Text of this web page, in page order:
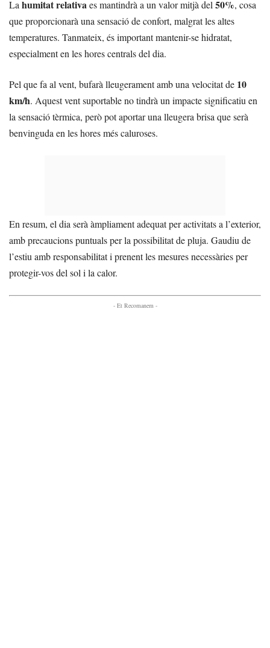
Lahumitat relativaes mantindrà a un valor mitjà del50%, cosa
que proporcionarà una sensació de confort, malgrat les altes
temperatures. Tanmateix, és important mantenir-se hidratat,
especialment en les hores centrals del dia.
Pel que fa al vent, bufarà lleugerament amb una velocitat de 10
km/h. Aquest vent suportable no tindrà un impacte significatiu en
la sensació tèrmica, però pot aportar una lleugera brisa que serà
benvinguda en les hores més caluroses.
En resum, el dia serà àmpliament adequat per activitats a l’exterior,
amb precaucions puntuals per la possibilitat de pluja. Gaudiu de
l’estiu amb responsabilitat i prenent les mesures necessàries per
protegir-vos del sol i la calor.
- Et Recomanem -